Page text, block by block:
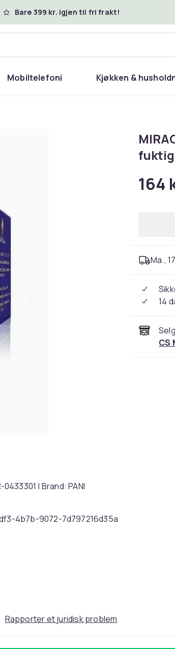
Bare 399 kr. igjen til fri frakt!
Mobiltelefoni Kjøkken &
| Brand: PANI
4b7b-9072-7d797216d35a
164
Ma.,
14
CS
Rapporter et juridisk problem